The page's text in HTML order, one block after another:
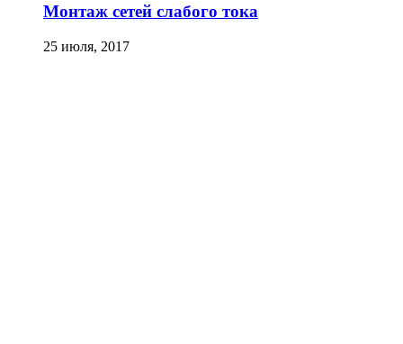
Монтаж сетей слабого тока
25 июля, 2017